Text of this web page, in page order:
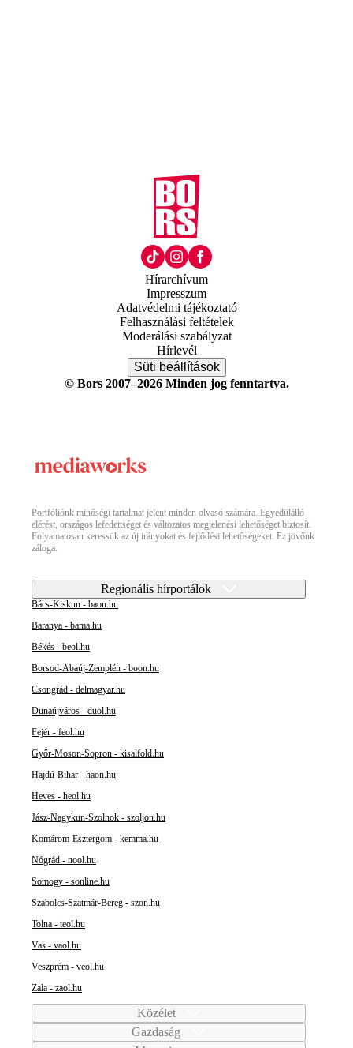
Hírarchívum
Impresszum
Adatvédelmi tájékoztató
Felhasználási feltételek
Moderálási szabályzat
Hírlevél
Süti beállítások
© Bors 2007–2026 Minden jog fenntartva.
Portfóliónk minőségi tartalmat jelent minden olvasó számára. Egyedülálló
elérést, országos lefedettséget és változatos megjelenési lehetőséget biztosít.
Folyamatosan keressük az új irányokat és fejlődési lehetőségeket. Ez jövőnk
záloga.
Regionális hírportálok
Bács-Kiskun - baon.hu
Baranya - bama.hu
Békés - beol.hu
Borsod-Abaúj-Zemplén - boon.hu
Csongrád - delmagyar.hu
Dunaújváros - duol.hu
Fejér - feol.hu
Győr-Moson-Sopron - kisalfold.hu
Hajdú-Bihar - haon.hu
Heves - heol.hu
Jász-Nagykun-Szolnok - szoljon.hu
Komárom-Esztergom - kemma.hu
Nógrád - nool.hu
Somogy - sonline.hu
Szabolcs-Szatmár-Bereg - szon.hu
Tolna - teol.hu
Vas - vaol.hu
Veszprém - veol.hu
Zala - zaol.hu
Közélet
Gazdaság